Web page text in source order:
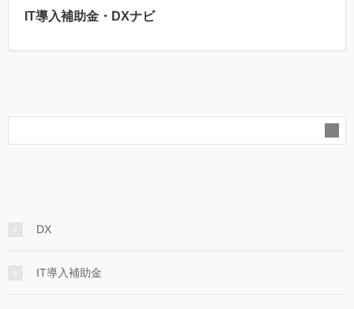
IT導入補助金・DXナビ
DX
IT導入補助金